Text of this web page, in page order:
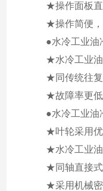
★操作面板直
★操作简便
●水冷工业油
★水冷工业
★同传统往复
★故障率更
●水冷工业油
★叶轮采用优
★水冷工业油
★同轴直接式
★采用机械密